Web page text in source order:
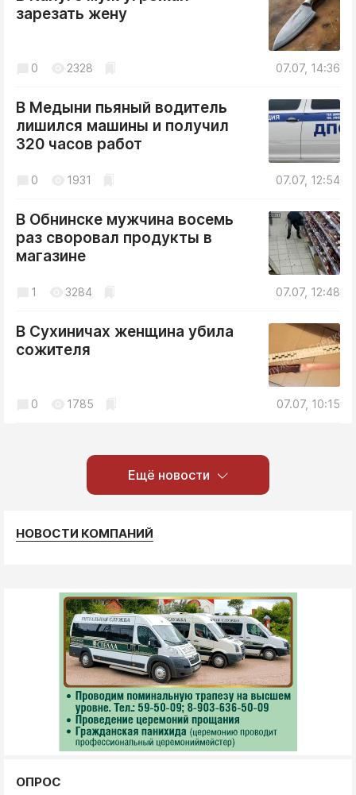
зарезать жену
07.07, 14:36
0 2328
В Медыни пьяный водитель
лишился машины и получил
320 часов работ
07.07, 12:54
0 1931
В Обнинске мужчина восемь
раз своровал продукты в
магазине
07.07, 12:48
1 3284
В Сухиничах женщина убила
сожителя
07.07, 10:15
0 1785
Ещё новости
НОВОСТИ КОМПАНИЙ
ОПРОС